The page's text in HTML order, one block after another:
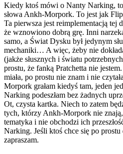
Kiedy ktoś mówi o Nanty Narking,
słowa Ankh-Morpork. To jest jak
Ta pierwsza jest reimplementacją
że wznowiono dobrą grę. Inni
samo, a Świat Dysku był jedynym
mechaniki… A więc, żeby nie
(jakże słusznych i światu
prostu, że fanką Pratchetta nie
miała, po prostu nie znam i nie
Morpork grałam kiedyś tam, jeden
Narking podeszłam bez żadnych
Ot, czysta kartka. Niech to zatem
tych, którzy Ankh-Morpork nie
tematyka i nie obchodzi ich
Narking. Jeśli ktoś chce się po
zapraszam.